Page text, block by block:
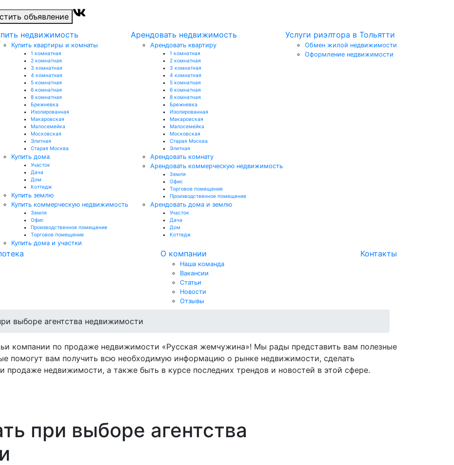
недвижимость
Купить квартиры и комнаты
1 комнатная
2 комнатная
3 комнатная
4 комнатная
5 комнатная
6 комнатная
8 комнатная
Брежневка
Изолированная
Макаровская
Малосемейка
Московская
Элитная
Старая Москва
Купить дома
Участок
Дача
Дом
Коттедж
Купить землю
Купить коммерческую недвижимость
Земля
Офис
Производственное помещение
Торговое помещение
Купить дома и участки
Арендовать недвижимость
Арендовать квартиру
1 комнатная
2 комнатная
3 комнатная
4 комнатная
5 комнатная
6 комнатная
8 комнатная
Брежневка
Изолированная
Макаровская
Малосемейка
Московская
Старая Москва
Элитная
Арендовать комнату
Арендовать коммерческую недвижимость
Земля
Офис
Торговое помещение
Производственное помещение
Арендовать дома и землю
Участок
Дача
Дом
Коттедж
Услуги риэлтора в Тольятти
Обмен жилой недвижимости
Оформление недвижимости
О компании
Наша команда
Вакансии
Статьи
Новости
Отзывы
Контакты
объявление
выборе агентства недвижимости
компании по продаже недвижимости «Русская жемчужина»! Мы рады представить вам полезные
помогут вам получить всю необходимую информацию о рынке недвижимости, сделать
продаже недвижимости, а также быть в курсе последних трендов и новостей в этой сфере.
при выборе агентства